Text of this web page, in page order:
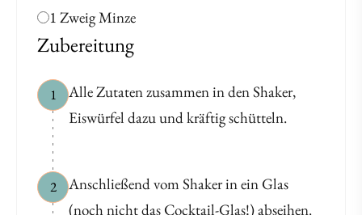
1 Zweig Minze
Zubereitung
1
Alle Zutaten zusammen in den Shaker,
Eiswürfel dazu und kräftig schütteln.
2
Anschließend vom Shaker in ein Glas
(noch nicht das Cocktail-Glas!) abseihen.